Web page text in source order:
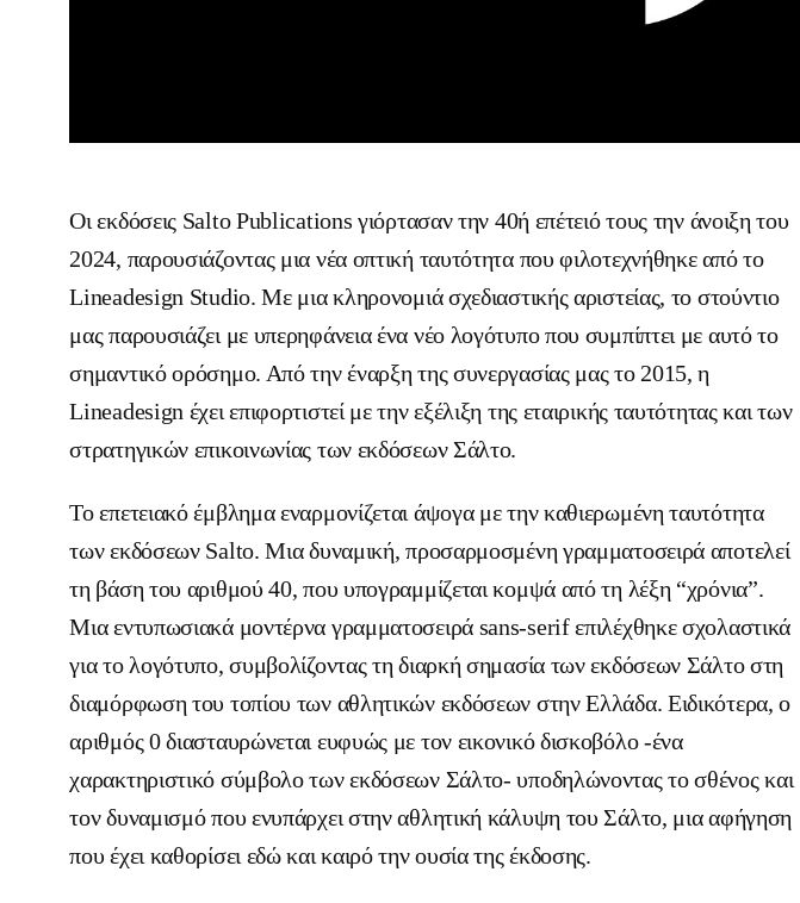
Οι εκδόσεις Salto Publications γιόρτασαν την 40ή επέτειό τους την άνοιξη του
2024, παρουσιάζοντας μια νέα οπτική ταυτότητα που φιλοτεχνήθηκε από το
Lineadesign Studio. Με μια κληρονομιά σχεδιαστικής αριστείας, το στούντιο
μας παρουσιάζει με υπερηφάνεια ένα νέο λογότυπο που συμπίπτει με αυτό το
σημαντικό ορόσημο. Από την έναρξη της συνεργασίας μας το 2015, η
Lineadesign έχει επιφορτιστεί με την εξέλιξη της εταιρικής ταυτότητας και των
στρατηγικών επικοινωνίας των εκδόσεων Σάλτο.
Το επετειακό έμβλημα εναρμονίζεται άψογα με την καθιερωμένη ταυτότητα
των εκδόσεων Salto. Μια δυναμική, προσαρμοσμένη γραμματοσειρά αποτελεί
τη βάση του αριθμού 40, που υπογραμμίζεται κομψά από τη λέξη “χρόνια”.
Μια εντυπωσιακά μοντέρνα γραμματοσειρά sans-serif επιλέχθηκε σχολαστικά
για το λογότυπο, συμβολίζοντας τη διαρκή σημασία των εκδόσεων Σάλτο στη
διαμόρφωση του τοπίου των αθλητικών εκδόσεων στην Ελλάδα. Ειδικότερα, ο
αριθμός 0 διασταυρώνεται ευφυώς με τον εικονικό δισκοβόλο -ένα
χαρακτηριστικό σύμβολο των εκδόσεων Σάλτο- υποδηλώνοντας το σθένος και
τον δυναμισμό που ενυπάρχει στην αθλητική κάλυψη του Σάλτο, μια αφήγηση
που έχει καθορίσει εδώ και καιρό την ουσία της έκδοσης.